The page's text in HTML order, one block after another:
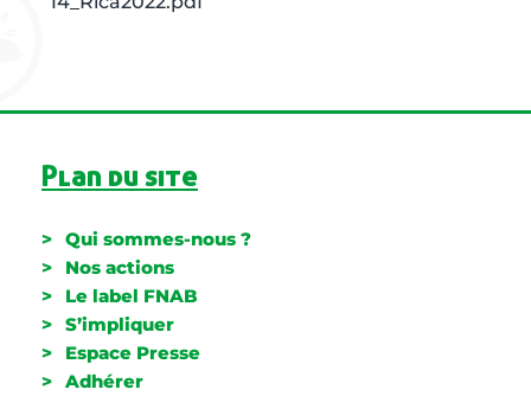
Plan du site
Qui sommes-nous ?
Nos actions
Le label FNAB
S’impliquer
Espace Presse
Adhérer